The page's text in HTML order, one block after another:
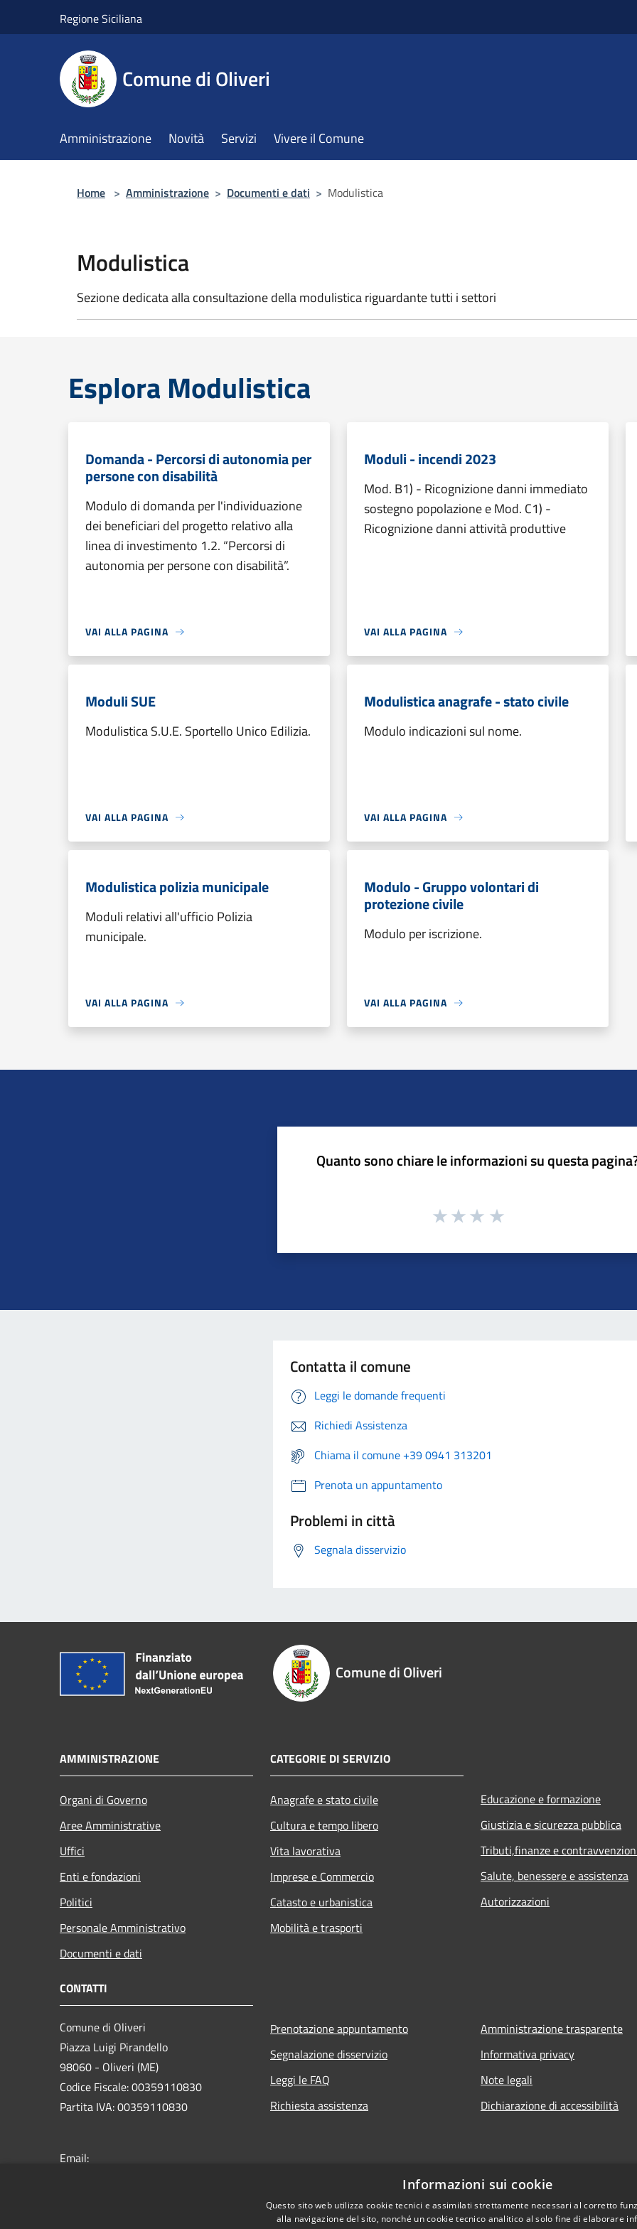
Regione Siciliana
Comune di Oliveri
Amministrazione Novità Servizi Vivere il Comune
Home > Amministrazione > Documenti e dati > Modulistica
Modulistica
Sezione dedicata alla consultazione della modulistica riguardante tutti i settori
Esplora Modulistica
Domanda - Percorsi di autonomia per
persone con disabilità
Modulo di domanda per l'individuazione
dei beneficiari del progetto relativo alla
linea di investimento 1.2. “Percorsi di
autonomia per persone con disabilità”.
VAI ALLA PAGINA
Moduli - incendi 2023
Mod. B1) - Ricognizione danni immediato
sostegno popolazione e Mod. C1) -
Ricognizione danni attività produttive
VAI ALLA PAGINA
Moduli SUE
Modulistica S.U.E. Sportello Unico Edilizia.
VAI ALLA PAGINA
Modulistica anagrafe - stato civile
Modulo indicazioni sul nome.
VAI ALLA PAGINA
Modulistica polizia municipale
Moduli relativi all'ufficio Polizia
municipale.
VAI ALLA PAGINA
Modulo - Gruppo volontari di
protezione civile
Modulo per iscrizione.
VAI ALLA PAGINA
Quanto sono chiare le informazioni su questa
Contatta il comune
Leggi le domande frequenti
Richiedi Assistenza
Chiama il comune +39 0941 313201
Prenota un appuntamento
Problemi in città
Segnala disservizio
Comune di Oliveri
AMMINISTRAZIONE
Organi di Governo
Aree Amministrative
Uffici
Enti e fondazioni
Politici
Personale Amministrativo
Documenti e dati
CATEGORIE DI SERVIZIO
Anagrafe e stato civile
Cultura e tempo libero
Vita lavorativa
Imprese e Commercio
Catasto e urbanistica
Mobilità e trasporti
Educazione e formazione
Giustizia e sicurezza pubblica
Tributi,finanze e
Salute, benessere e assistenza
Autorizzazioni
CONTATTI
Comune di Oliveri
Piazza Luigi Pirandello
98060 - Oliveri (ME)
Codice Fiscale: 00359110830
Partita IVA: 00359110830
Email:
Prenotazione appuntamento
Segnalazione disservizio
Leggi le FAQ
Richiesta assistenza
Amministrazione trasparente
Informativa privacy
Note legali
Dichiarazione di accessibilità
Informazioni sui cookie
Questo sito web utilizza cookie tecnici e assimilati strettamente necessari al corretto
alla navigazione del sito, nonché un cookie tecnico analitico al solo fine di elaborare